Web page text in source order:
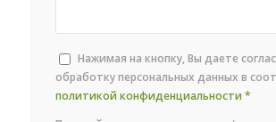
Нажимая на кнопку, Вы даете
обработку персональных данных в
политикой конфиденциальности *